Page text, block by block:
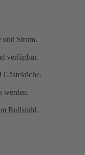
und Strom.
verfügbar.
Gästeküche.
werden.
Rollstuhl.